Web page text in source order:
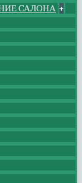
САЛОНА +